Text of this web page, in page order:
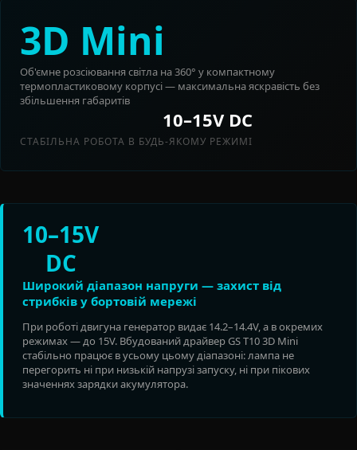
3D Mini
Об'ємне розсіювання світла на 360° у компактному
термопластиковому корпусі — максимальна яскравість без
збільшення габаритів
10–15V DC
СТАБІЛЬНА РОБОТА В БУДЬ-ЯКОМУ РЕЖИМІ
10–15V
DC
Широкий діапазон напруги — захист від
стрибків у бортовій мережі
При роботі двигуна генератор видає 14.2–14.4V, а в окремих
режимах — до 15V. Вбудований драйвер GS T10 3D Mini
стабільно працює в усьому цьому діапазоні: лампа не
перегорить ні при низькій напрузі запуску, ні при пікових
значеннях зарядки акумулятора.